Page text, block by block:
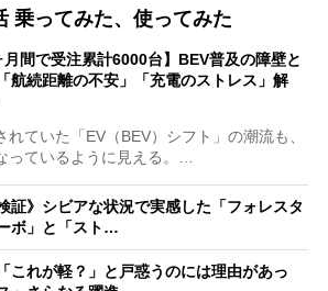
乗ってみた、使ってみた
月間で受注累計6000台】BEV普及の障壁と
航続距離の不安」「充電のストレス」解
ていた「EV（BEV）シフト」の潮流も、
っているように見える。…
証》シビアな状況で実感した「フォレスタ
ボ」と「スト…
これが軽？」と戸惑うのには理由があっ